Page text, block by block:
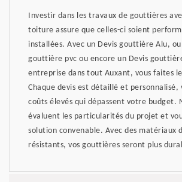
Investir dans les travaux de gouttières
toiture assure que celles-ci soient
installées. Avec un Devis gouttière Alu,
gouttière pvc ou encore un Devis
entreprise dans tout Auxant, vous faites
Chaque devis est détaillé et personnalisé,
coûts élevés qui dépassent votre budget.
évaluent les particularités du projet et
solution convenable. Avec des matériaux
résistants, vos gouttières seront plus